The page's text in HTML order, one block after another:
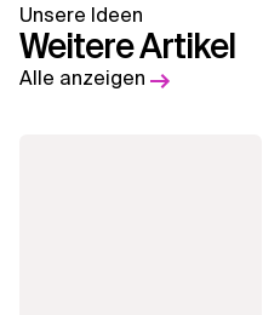
Unsere Ideen
Weitere Artikel
Alle anzeigen